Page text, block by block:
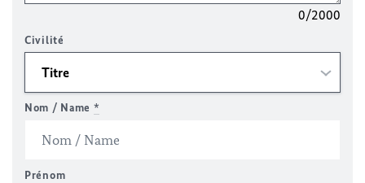
0/2000
Civilité
Nom / Name *
Prénom